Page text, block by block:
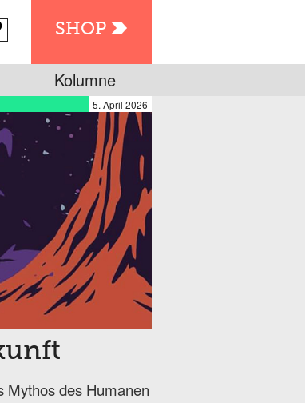
SHOP
Kolumne
5. April 2026
Mythos des Humanen